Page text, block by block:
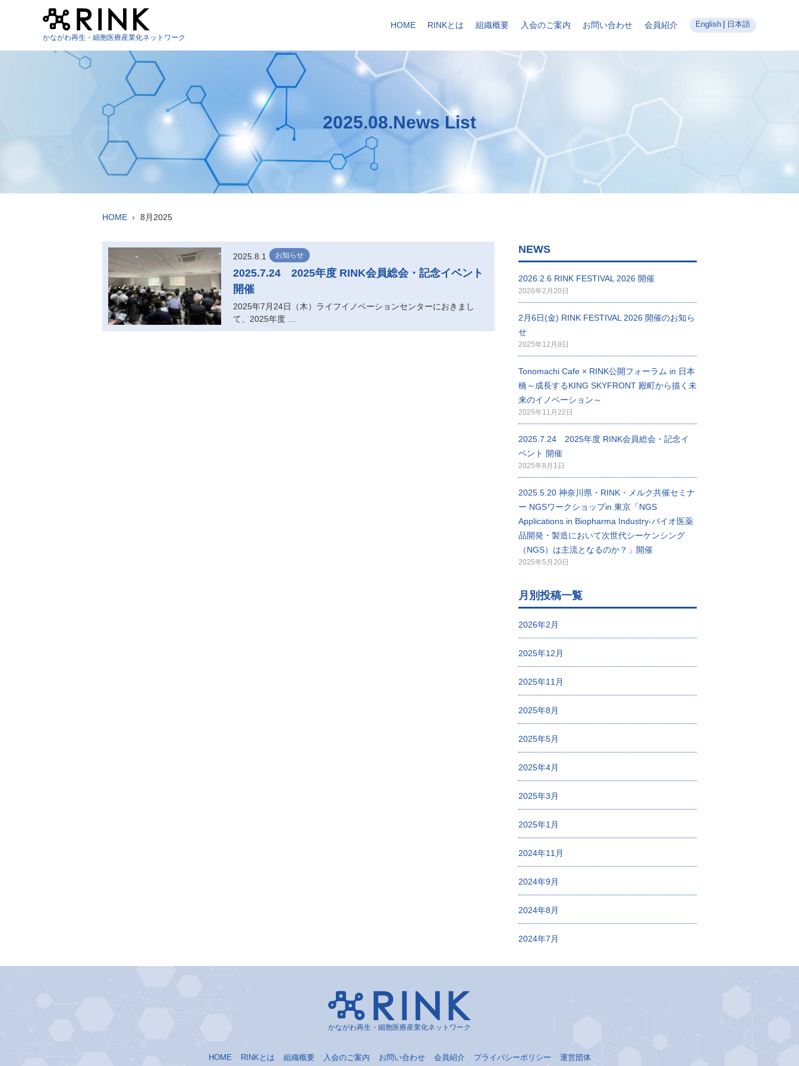
かながわ再生・細胞医療産業化ネットワーク
HOME RINKとは 組織概要 入会のご案内 お問い合わせ 会員紹介 English 日本語
2025.08.News List
HOME 8月2025
2025.8.1 お知らせ
2025.7.24 2025年度 RINK会員総会・記念イベント
開催
2025年7月24日（木）ライフイノベーションセンターにおきまし
て、2025年度 …
NEWS
2026.2.6 RINK FESTIVAL 2026 開催
2026年2月20日
2月6日(金) RINK FESTIVAL 2026 開催のお知ら
せ
2025年12月8日
Tonomachi Cafe × RINK公開フォーラム in 日本
橋～成長するKING SKYFRONT 殿町から描く未
来のイノベーション～
2025年11月22日
2025.7.24 2025年度 RINK会員総会・記念イ
ベント 開催
2025年8月1日
2025.5.20 神奈川県・RINK・メルク共催セミナ
ー NGSワークショップin 東京「NGS
Applications in Biopharma Industry-バイオ医薬
品開発・製造において次世代シーケンシング
（NGS）は主流となるのか？」開催
2025年5月20日
月別投稿一覧
2026年2月
2025年12月
2025年11月
2025年8月
2025年5月
2025年4月
2025年3月
2025年1月
2024年11月
2024年9月
2024年8月
2024年7月
かながわ再生・細胞医療産業化ネットワーク
HOME RINKとは 組織概要 入会のご案内 お問い合わせ 会員紹介 プライバシーポリシー 運営団体